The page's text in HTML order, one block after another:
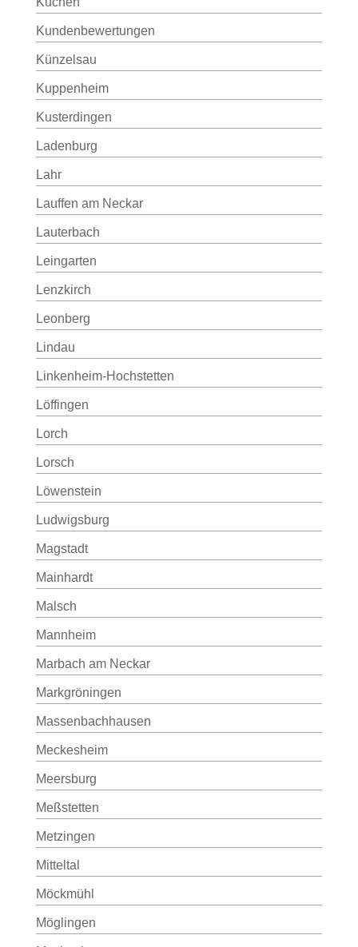
Kundenbewertungen
Künzelsau
Kuppenheim
Kusterdingen
Ladenburg
Lahr
Lauffen am Neckar
Lauterbach
Leingarten
Lenzkirch
Leonberg
Lindau
Linkenheim-Hochstetten
Löffingen
Lorch
Lorsch
Löwenstein
Ludwigsburg
Magstadt
Mainhardt
Malsch
Mannheim
Marbach am Neckar
Markgröningen
Massenbachhausen
Meckesheim
Meersburg
Meßstetten
Metzingen
Mitteltal
Möckmühl
Möglingen